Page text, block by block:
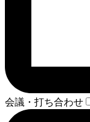
会議・打ち合わせ